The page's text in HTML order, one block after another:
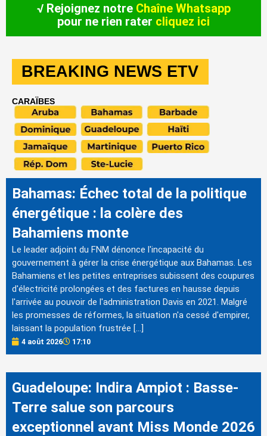
√ Rejoignez notre Chaîne Whatsapp
pour ne rien rater cliquez ici
BREAKING NEWS ETV
CARAÏBES
Bahamas: Échec total de la politique
énergétique : la colère des
Bahamiens monte
Le leader adjoint du FNM dénonce l'incapacité du
gouvernement à gérer la crise énergétique aux Bahamas. Les
Bahamiens et les petites entreprises subissent des coupures
d'électricité prolongées et des factures en hausse depuis
l'arrivée au pouvoir de l'administration Davis en 2021. Malgré
les promesses de réformes, la situation n'a cessé d'empirer,
laissant la population frustrée […]
4 août 2026 17:10
Guadeloupe: Indira Ampiot : Basse-
Terre salue son parcours
exceptionnel avant Miss Monde 2026